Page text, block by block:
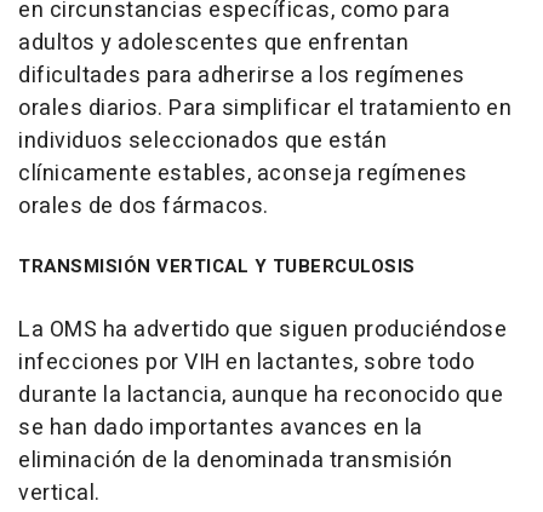
en circunstancias específicas, como para
adultos y adolescentes que enfrentan
dificultades para adherirse a los regímenes
orales diarios. Para simplificar el tratamiento en
individuos seleccionados que están
clínicamente estables, aconseja regímenes
orales de dos fármacos.
TRANSMISIÓN VERTICAL Y TUBERCULOSIS
La OMS ha advertido que siguen produciéndose
infecciones por VIH en lactantes, sobre todo
durante la lactancia, aunque ha reconocido que
se han dado importantes avances en la
eliminación de la denominada transmisión
vertical.